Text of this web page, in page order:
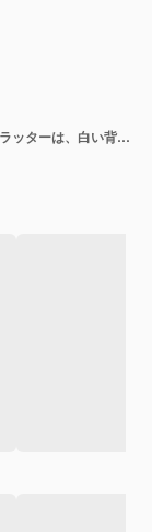
黄;ピンクとブルーのホリカラーパウダースプラッターは、白い背景に